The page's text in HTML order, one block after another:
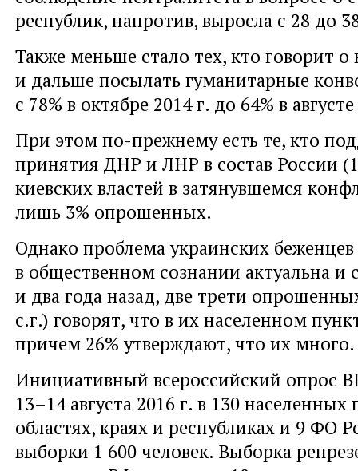
республик, напротив, выросла с 28 до
Также меньше стало тех, кто говорит
и дальше посылать гуманитарные
с 78% в октябре 2014 г. до 64% в
При этом по-прежнему есть те, кто
принятия ДНР и ЛНР в состав России
киевских властей в затянувшемся
лишь 3% опрошенных.
Однако проблема украинских беженцев
в общественном сознании актуальна и
и два года назад, две трети
с.г.) говорят, что в их населенном
причем 26% утверждают, что их много.
Инициативный всероссийский опрос
13–14 августа 2016 г. в 130 населенных
областях, краях и республиках и 9 ФО
выборки 1 600 человек. Выборка